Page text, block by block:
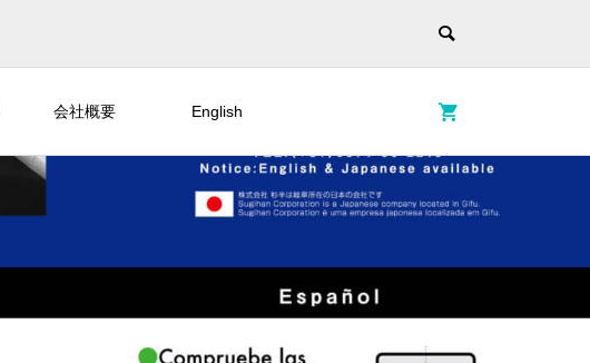
会社概要 English